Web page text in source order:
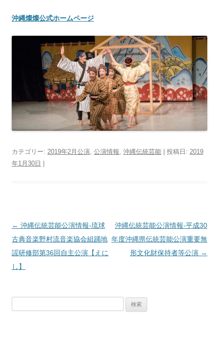
沖縄燦燦公式ホームページ
カテゴリー: 2019年2月公演, 公演情報, 沖縄伝統芸能 | 投稿日: 2019
年1月30日
投
稿
ナ
ビ
← 沖縄伝統芸能公演情報‐琉球
古典音楽野村流音楽協会組踊地
謡研修部第36回自主公演【えに
し】
沖縄伝統芸能公演情報‐平成30
年度沖縄県伝統芸能公演重要無
形文化財保持者等公演 →